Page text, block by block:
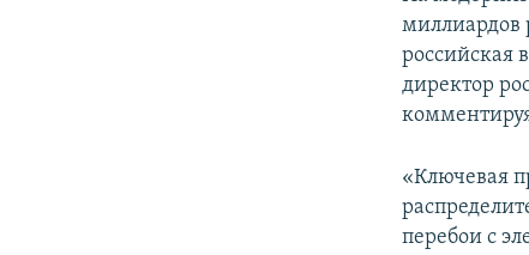
миллиардов
российская
директор
«Ключевая
перебои с